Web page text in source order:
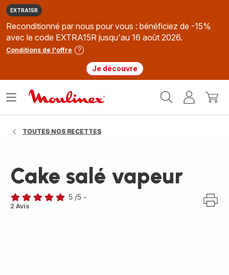
EXTRA15R
Reconditionné par nous pour vous : bénéficiez de -15%
avec le code EXTRA15R jusqu'au 16 août 2026.
Conditions de l'offre
Je découvre
MonMon
Ouvrir
TOUTES NOS RECETTES
Cake salé vapeur
Avis
5 /5 -
2 Avis